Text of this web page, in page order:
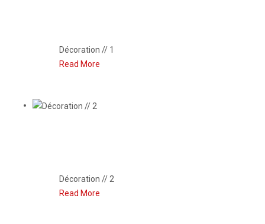
Décoration // 1
Read More
Décoration // 2
Read More